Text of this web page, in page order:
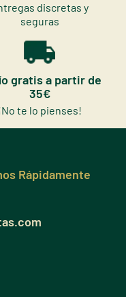
discretas y
seguras
gratis a partir de
35€
te lo pienses!
Rápidamente